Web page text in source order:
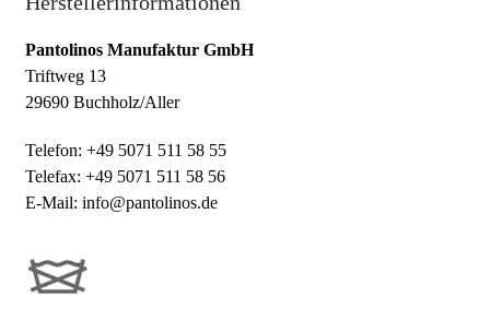
Pantolinos Manufaktur GmbH
Triftweg 13
29690 Buchholz/Aller
Telefon: +49 5071 511 58 55
Telefax: +49 5071 511 58 56
E-Mail: info@pantolinos.de